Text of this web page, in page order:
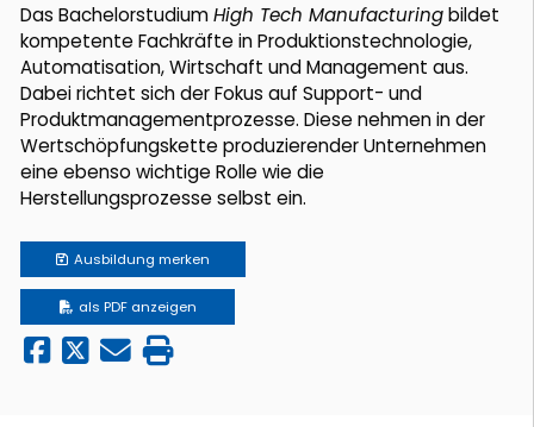
Das BachelorstudiumHigh Tech Manufacturingbildet
kompetente Fachkräfte in Produktionstechnologie,
Automatisation, Wirtschaft und Management aus.
Dabei richtet sich der Fokus auf Support- und
Produktmanagementprozesse. Diese nehmen in der
Wertschöpfungskette produzierender Unternehmen
eine ebenso wichtige Rolle wie die
Herstellungsprozesse selbst ein.
Ausbildung merken
als PDF anzeigen